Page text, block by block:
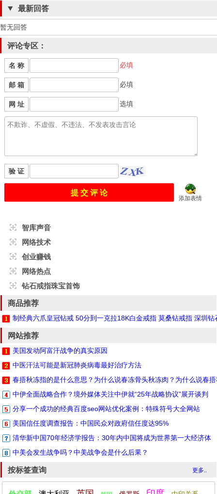
最新回答
暂无回答
评论专区：
名 称 必填
邮 箱 必填
网 址 选填
验 证
添加表情
智库声音
网络技术
创业赚钱
网络热点
钻石戒指珠宝首饰
商品推荐
制经典六爪皇冠钻戒 50分到一克拉18K白金戒指 莫桑钻戒指 深圳钻
网站推荐
美国发动阿富汗战争的真实原因
中医汗法可能是新冠肺炎病毒最好治疗方法
春捂秋冻指的是什么意思？为什么说春冻骨头秋冻肉？为什么说春
中伊全面战略合作？境外媒体关注中伊就“25年战略协议”展开谈判
分享一个成功的经典百度seo网站优化案例：特殊符号大全网站
美国信任度调查报告：中国民众对政府信任度达95%
清华新中国70年经济学报告：30年内中国将成为世界第一大经济体
中美会发生战争吗？中美战争会是什么后果？
更多..
按标签查询